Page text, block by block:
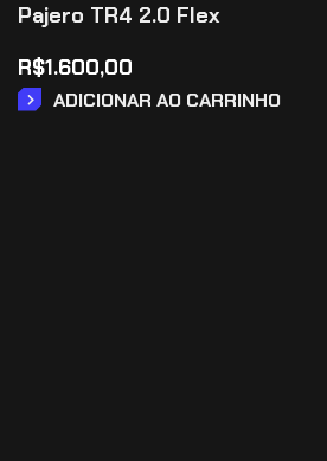
Pajero TR4 2.0 Flex
R$1.600,00
ADICIONAR AO CARRINHO